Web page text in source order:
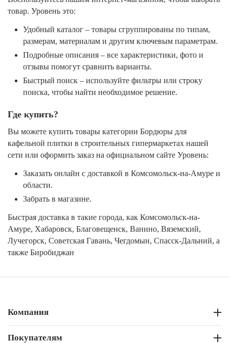
товар. Уровень это:
Удобный каталог – товары сгруппированы по типам,
размерам, материалам и другим ключевым параметрам.
Подробные описания – все характеристики, фото и
отзывы помогут сравнить варианты.
Быстрый поиск – используйте фильтры или строку
поиска, чтобы найти необходимое решение.
Где купить?
Вы можете купить товары категории Бордюры для
кафельной плитки в строительных гипермаркетах нашей
сети или оформить заказ на официальном сайте Уровень:
Заказать онлайн с доставкой в Комсомольск-на-Амуре и
области.
Забрать в магазине.
Быстрая доставка в такие города, как Комсомольск-на-
Амуре, Хабаровск, Благовещенск, Ванино, Вяземский,
Лучегорск, Советская Гавань, Чегдомын, Спасск-Дальний, а
также Биробиджан
Компания
Покупателям